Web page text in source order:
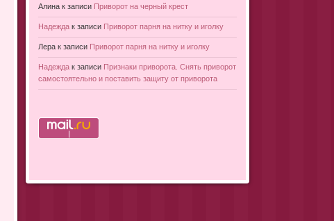
Алина к записи Приворот на черный крест
Надежда к записи Приворот парня на нитку и иголку
Лера к записи Приворот парня на нитку и иголку
Надежда к записи Признаки приворота. Снять приворот
самостоятельно и поставить защиту от приворота